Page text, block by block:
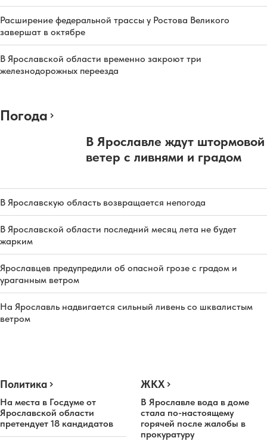
Расширение федеральной трассы у Ростова Великого
завершат в октябре
В Ярославской области временно закроют три
железнодорожных переезда
Погода
В Ярославле ждут штормовой
ветер с ливнями и градом
В Ярославскую область возвращается непогода
В Ярославской области последний месяц лета не будет
жарким
Ярославцев предупредили об опасной грозе с градом и
ураганным ветром
На Ярославль надвигается сильный ливень со шквалистым
ветром
Политика
На места в Госдуме от
Ярославской области
претендует 18 кандидатов
ЖКХ
В Ярославле вода в доме
стала по-настоящему
горячей после жалобы в
прокуратуру